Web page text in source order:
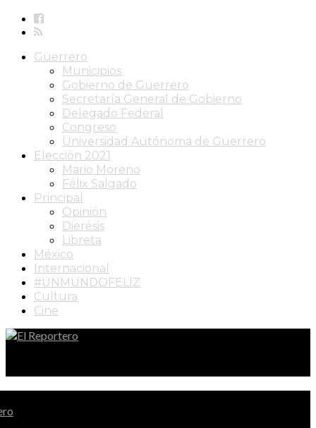
Guerrero
Municipios
Gobierno de Guerrero
Secretaría General de Gobierno
Delegado Federal
Congreso
Universidad Autónoma de Guerrero
Elección 2021
Mario Moreno
Félix Salgado
Principal
Opinión
Dierésis
Libreta
México
Internacional
#UNMUNDOFELIZ
Cultura
Cine